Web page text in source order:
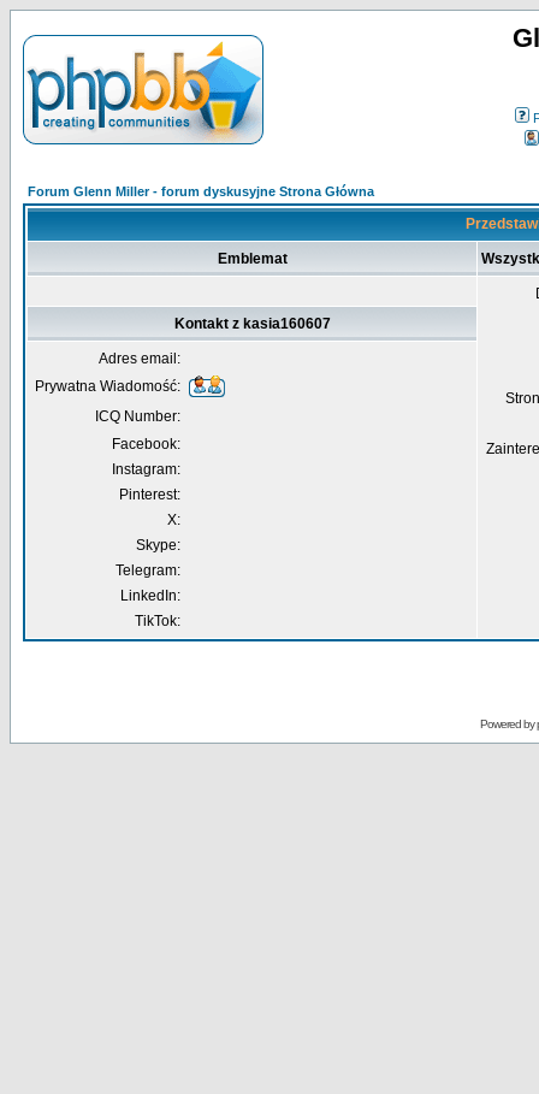
Forum Glenn Miller - forum dyskusyjne Strona Główna
Emblemat
Kontakt z kasia160607
Adres email:
Prywatna Wiadomość:
ICQ Number:
Facebook:
Instagram:
Pinterest:
X:
Skype:
Telegram:
LinkedIn:
TikTok:
Powered by